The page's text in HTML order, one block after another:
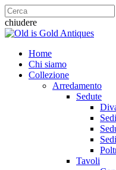
Skip
to
main
chiudere
Chiudi
cerca
Menu
Home
Chi siamo
Collezione
Arredamento
Sedute
Tavoli